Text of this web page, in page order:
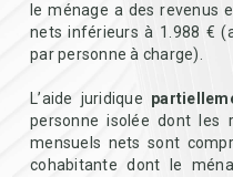
le ménage a des revenus
nets inférieurs à 1.988 €
par personne à charge).
L’aide juridique
personne isolée dont les
mensuels nets sont
cohabitante dont le